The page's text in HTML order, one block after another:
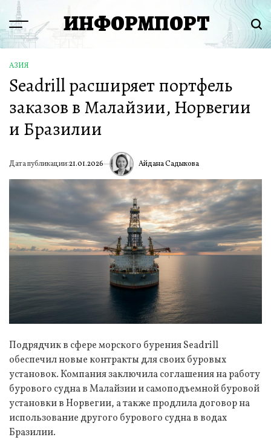
Перейти
содержимому
Menu ИНФОРМПОРТ
ОПУБЛИКОВАНО
В
АЗИЯ
Seadrill расширяет портфель
заказов в Малайзии, Норвегии
и Бразилии
Дата публикации:21.01.2026 ИА Айдана Садыкова
Подрядчик в сфере морского бурения Seadrill
обеспечил новые контракты для своих буровых
установок. Компания заключила соглашения на работу
бурового судна в Малайзии и самоподъемной буровой
установки в Норвегии, а также продлила договор на
использование другого бурового судна в водах
Бразилии.